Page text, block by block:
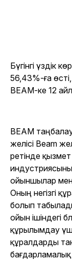
Бүгінгі үздік
56,43%-ға
BEAM-ке 12
BEAM
желісі Beam
ретінде
ойыншылар мен
Оның негізгі
болып
ойын ішіндегі
құрылымдау
құралдарды